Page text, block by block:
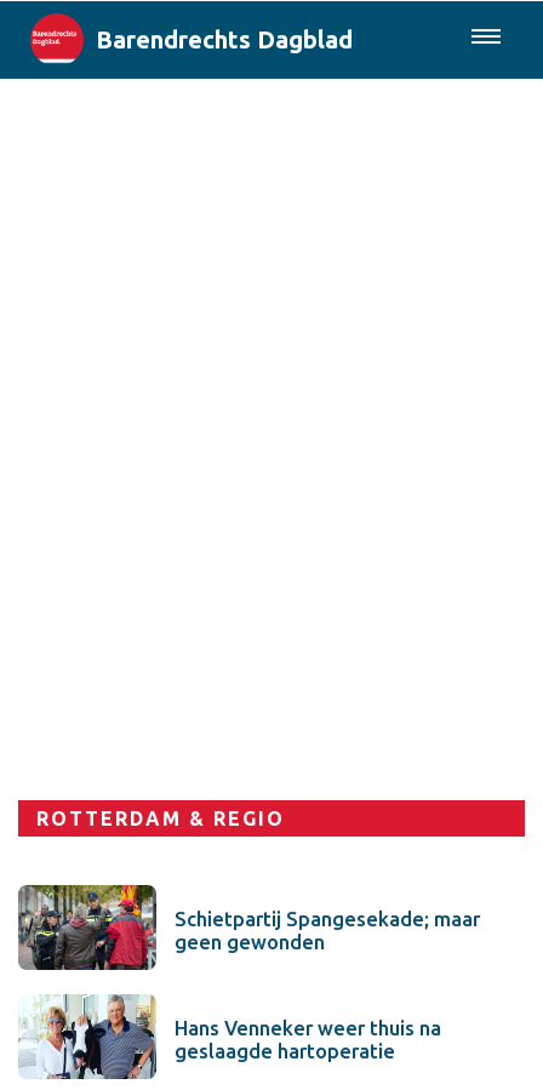
Barendrechts Dagblad
ROTTERDAM & REGIO
Schietpartij Spangesekade; maar
geen gewonden
Hans Venneker weer thuis na
geslaagde hartoperatie